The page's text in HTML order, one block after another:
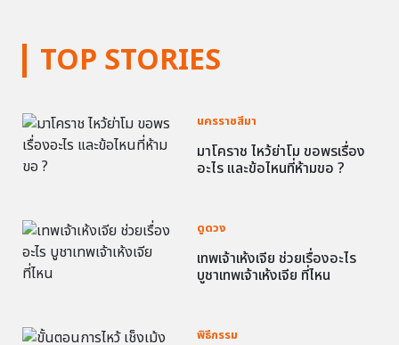
TOP STORIES
นครราชสีมา
มาโคราช ไหว้ย่าโม ขอพรเรื่อง
อะไร และข้อไหนที่ห้ามขอ ?
ดูดวง
เทพเจ้าเห้งเจีย ช่วยเรื่องอะไร
บูชาเทพเจ้าเห้งเจีย ที่ไหน
พิธีกรรม